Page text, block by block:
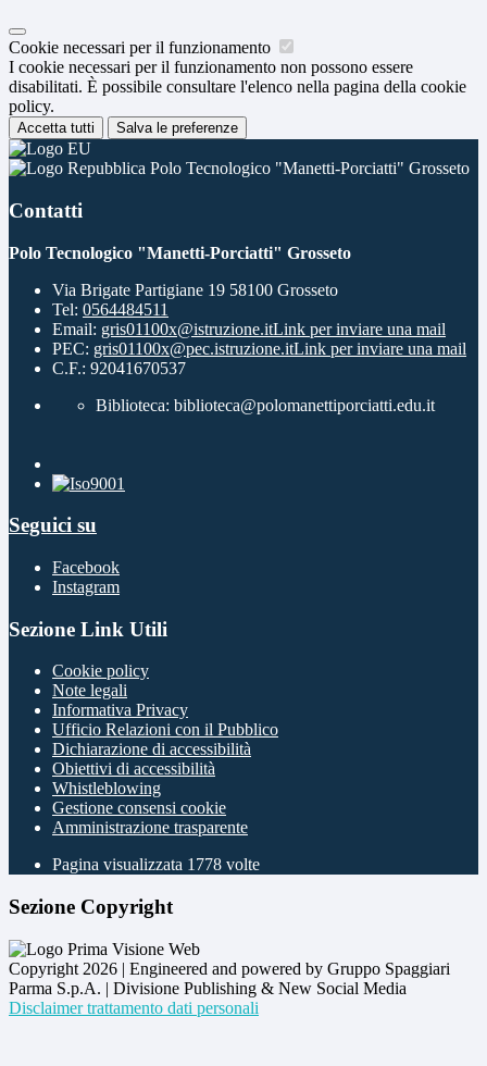
Cookie necessari per il funzionamento
I cookie necessari per il funzionamento non possono essere
disabilitati. È possibile consultare l'elenco nella pagina della cookie
policy.
Accetta tutti Salva le preferenze
Polo Tecnologico "Manetti-Porciatti" Grosseto
Contatti
Polo Tecnologico "Manetti-Porciatti" Grosseto
Via Brigate Partigiane 19 58100 Grosseto
Tel: 0564484511
Email: gris01100x@istruzione.itLink per inviare una mail
PEC: gris01100x@pec.istruzione.itLink per inviare una mail
C.F.: 92041670537
Biblioteca: biblioteca@polomanettiporciatti.edu.it
Seguici su
Facebook
Instagram
Sezione Link Utili
Cookie policy
Note legali
Informativa Privacy
Ufficio Relazioni con il Pubblico
Dichiarazione di accessibilità
Obiettivi di accessibilità
Whistleblowing
Gestione consensi cookie
Amministrazione trasparente
Pagina visualizzata 1778 volte
Sezione Copyright
Copyright 2026 | Engineered and powered by Gruppo Spaggiari
Parma S.p.A. | Divisione Publishing & New Social Media
Disclaimer trattamento dati personali